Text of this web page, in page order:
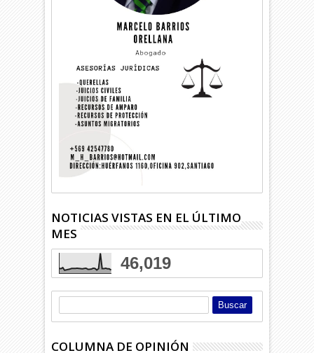
NOTICIAS VISTAS EN EL ÚLTIMO
MES
46,019
COLUMNA DE OPINIÓN